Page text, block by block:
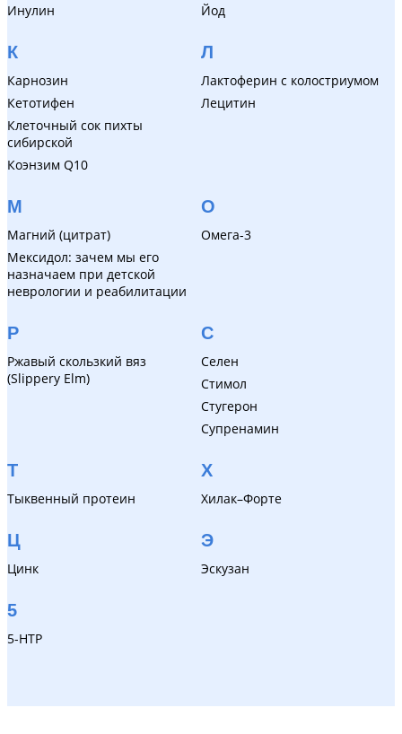
Инулин Йод
К
Карнозин
Кетотифен
Клеточный сок пихты
сибирской
Коэнзим Q10
Л
Лактоферин с колостриумом
Лецитин
М
Магний (цитрат)
Мексидол: зачем мы его
назначаем при детской
неврологии и реабилитации
О
Омега-3
Р
Ржавый скользкий вяз
(Slippery Elm)
С
Селен
Стимол
Стугерон
Супренамин
Т
Тыквенный протеин
Х
Хилак–Форте
Ц
Цинк
Э
Эскузан
5
5-HTP